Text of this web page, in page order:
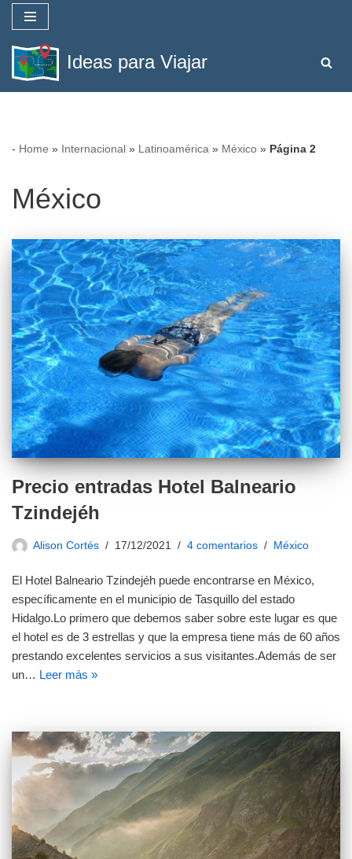
Saltar
al
contenido
Ideas para Viajar
- Home » Internacional » Latinoamérica » México » Página 2
México
Precio entradas Hotel Balneario
Tzindejéh
Alison Cortés 17/12/2021 4 comentarios México
El Hotel Balneario Tzindejéh puede encontrarse en México,
específicamente en el municipio de Tasquillo del estado
Hidalgo.Lo primero que debemos saber sobre este lugar es que
el hotel es de 3 estrellas y que la empresa tiene más de 60 años
prestando excelentes servicios a sus visitantes.Además de ser
un… Leer más »